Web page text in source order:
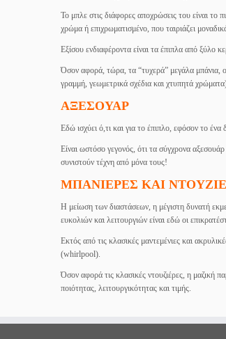
Το μπλε στις διάφορες αποχρώσεις του είναι το
χρώμα ή επιχρωματισμένο, που ταιριάζει
Εξίσου ενδιαφέροντα είναι τα έπιπλα από ξύλο
Όσον αφορά, τώρα, τα “τυχερά” μεγάλα μπάνια,
γραμμή, γεωμετρικά σχέδια και χτυπητά
ΑΞΕΣΟΥΑΡ
Εδώ ισχύει ό,τι και για το έπιπλο, εφόσον το ένα
Είναι ωστόσο γεγονός, ότι τα σύγχρονα
συνιστούν τέχνη από μόνα τους!
ΜΠΑΝΙΕΡΕΣ ΚΑΙ
Η μείωση των διαστάσεων, η μέγιστη δυνατή
ευκολιών και λειτουργιών είναι εδώ οι
Εκτός από τις κλασικές μαντεμένιες και
(whirlpool).
Όσον αφορά τις κλασικές ντουζιέρες, η μαζική
ποιότητας, λειτουργικότητας και τιμής.